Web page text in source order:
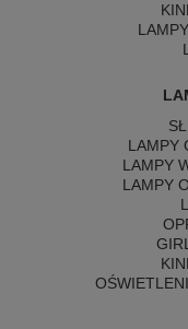
LAMPY
LAMPY
LAMPY